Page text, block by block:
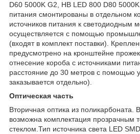
D60 5000K G2, HB LED 800 D80
питания смонтированы в отдельном
источников питания к светодиодным
осуществляется с помощью
(входят в комплект поставки).
предусмотрено на кронштейне
отнесение короба с источниками
расстояние до 30 метров с помощью
заказывается отдельно).
Оптическая часть
Вторичная оптика из поликарбоната.
возможна комплектация прозрачным
стеклом.Тип источника света LED